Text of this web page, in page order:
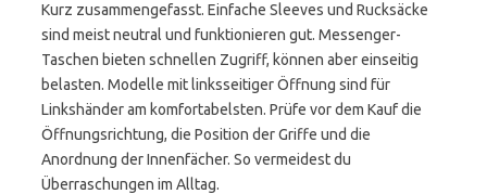
Kurz zusammengefasst. Einfache Sleeves und Rucksäcke
sind meist neutral und funktionieren gut. Messenger-
Taschen bieten schnellen Zugriff, können aber einseitig
belasten. Modelle mit linksseitiger Öffnung sind für
Linkshänder am komfortabelsten. Prüfe vor dem Kauf die
Öffnungsrichtung, die Position der Griffe und die
Anordnung der Innenfächer. So vermeidest du
Überraschungen im Alltag.